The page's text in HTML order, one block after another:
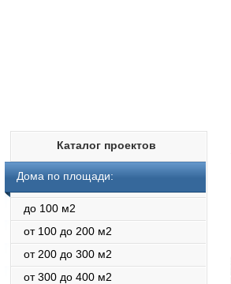
Каталог проектов
Дома по площади:
до 100 м2
от 100 до 200 м2
от 200 до 300 м2
от 300 до 400 м2